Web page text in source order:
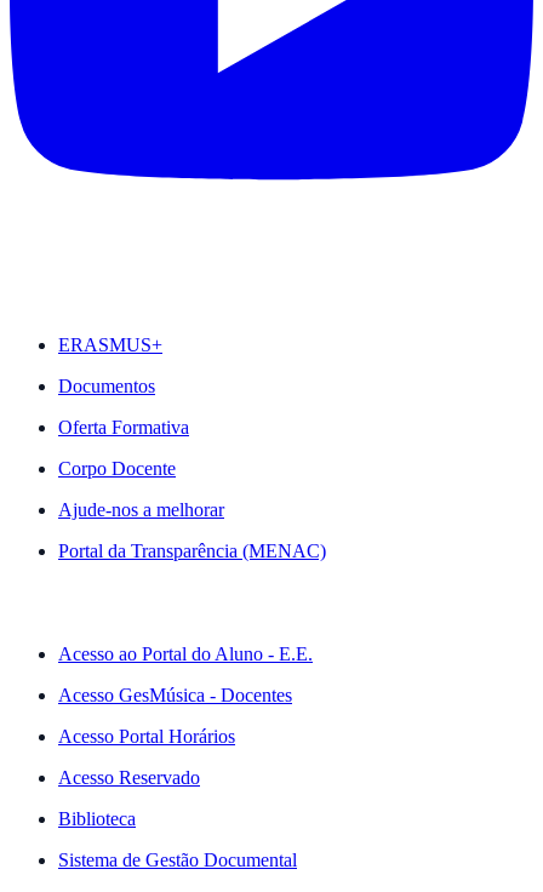
ERASMUS+
Documentos
Oferta Formativa
Corpo Docente
Ajude-nos a melhorar
Portal da Transparência (MENAC)
Acesso ao Portal do Aluno - E.E.
Acesso GesMúsica - Docentes
Acesso Portal Horários
Acesso Reservado
Biblioteca
Sistema de Gestão Documental